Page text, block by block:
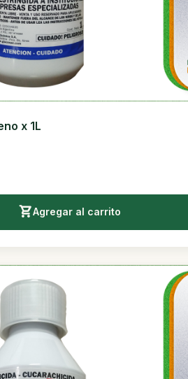
x 1L
Agregar al carrito